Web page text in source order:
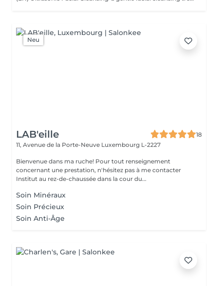
Neu
LAB'eille
18
11, Avenue de la Porte-Neuve Luxembourg L-2227
Bienvenue dans ma ruche! Pour tout renseignement
concernant une prestation, n'hésitez pas à me contacter
Institut au rez-de-chaussée dans la cour du...
Soin Minéraux
Soin Précieux
Soin Anti-Âge